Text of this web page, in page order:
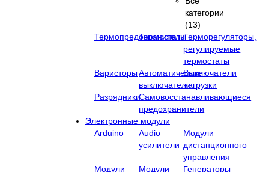
категории
(13)
Термопредохранители
ТермостатыТерморегуляторы,
регулируемые
термостаты
ВаристорыАвтоматические
выключатели
Выключатели
нагрузки
РазрядникиСамовосстанавливающиеся
предохранители
Электронные модули
Arduino
Audio
усилители
Модули
дистанционного
управления
Модули
Модули
Генераторы